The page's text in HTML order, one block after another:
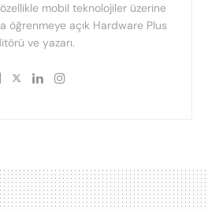
özellikle mobil teknolojiler üzerine
öğrenmeye açık Hardware Plus
ve yazarı.